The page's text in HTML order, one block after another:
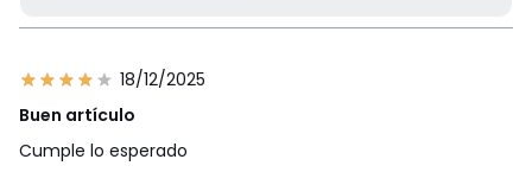
18/12/2025
Buen artículo
Cumple lo esperado